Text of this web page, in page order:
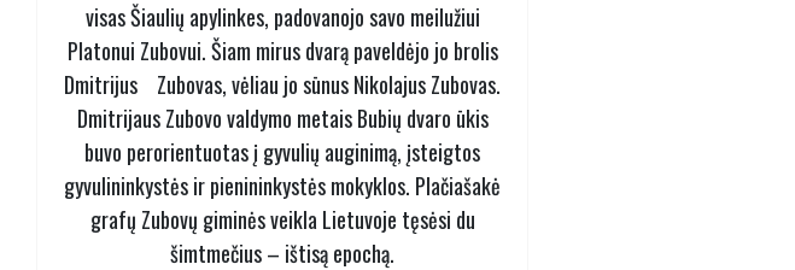
visas Šiaulių apylinkes, padovanojo savo meilužiui
Platonui Zubovui. Šiam mirus dvarą paveldėjo jo brolis
Dmitrijus Zubovas, vėliau jo sūnus Nikolajus Zubovas.
Dmitrijaus Zubovo valdymo metais Bubių dvaro ūkis
buvo perorientuotas į gyvulių auginimą, įsteigtos
gyvulininkystės ir pienininkystės mokyklos. Plačiašakė
grafų Zubovų giminės veikla Lietuvoje tęsėsi du
šimtmečius – ištisą epochą.